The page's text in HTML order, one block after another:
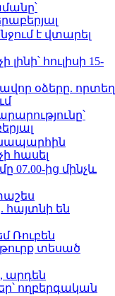
է վտարել
հուլիսի 15-
օձերը. որտեղ
հասել
07.00-ից մինչև
են
Ռուբեն
թուրք տեսած
արդեն
ողբերգական